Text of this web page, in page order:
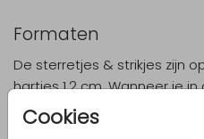
Cookies
Formaten
De sterretjes & strikjes zijn
hartjes 1,2 cm. Wanneer je
maakt, houd dan rekening
kaart wilt laten afdrukken